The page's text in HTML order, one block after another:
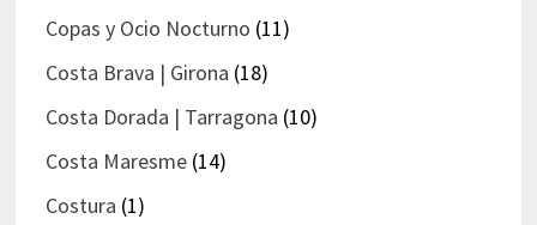
Copas y Ocio Nocturno (11)
Costa Brava | Girona (18)
Costa Dorada | Tarragona (10)
Costa Maresme(14)
Costura (1)